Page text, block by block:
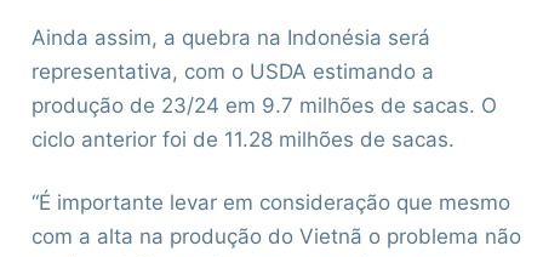
Ainda assim, a quebra na Indonésia será
representativa, com o USDA estimando a
produção de 23/24 em 9.7 milhões de sacas. O
ciclo anterior foi de 11.28 milhões de sacas.
“É importante levar em consideração que mesmo
com a alta na produção do Vietnã o problema não